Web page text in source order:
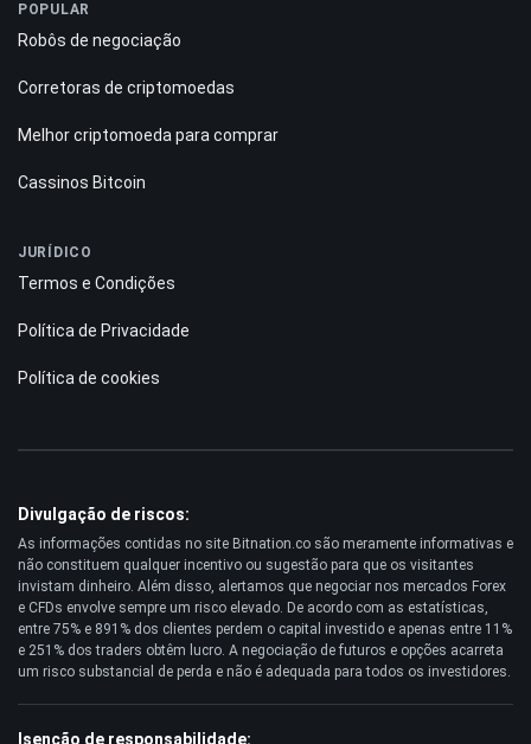
POPULAR
Robôs de negociação
Corretoras de criptomoedas
Melhor criptomoeda para comprar
Cassinos Bitcoin
JURÍDICO
Termos e Condições
Política de Privacidade
Política de cookies
Divulgação de riscos:
As informações contidas no site Bitnation.co são meramente informativas e
não constituem qualquer incentivo ou sugestão para que os visitantes
invistam dinheiro. Além disso, alertamos que negociar nos mercados Forex
e CFDs envolve sempre um risco elevado. De acordo com as estatísticas,
entre 75% e 891% dos clientes perdem o capital investido e apenas entre 11%
e 251% dos traders obtêm lucro. A negociação de futuros e opções acarreta
um risco substancial de perda e não é adequada para todos os investidores.
Isenção de responsabilidade: